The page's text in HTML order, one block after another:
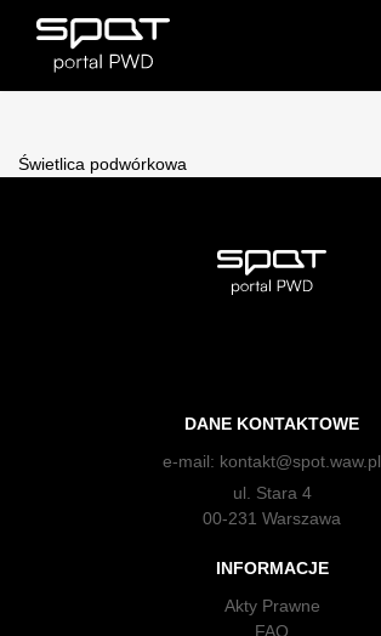
Świetlica podwórkowa
DANE KONTAKTOWE
e-mail: kontakt@spot.waw.pl
ul. Stara 4
00-231 Warszawa
INFORMACJE
Akty Prawne
FAQ